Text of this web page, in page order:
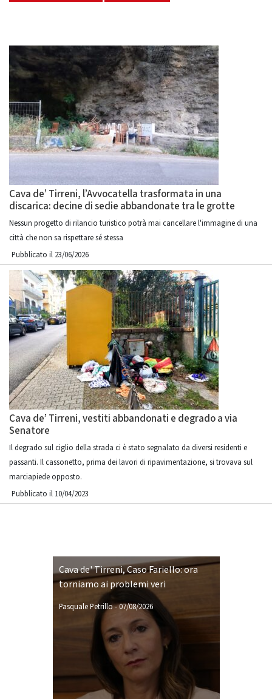
Cava de’ Tirreni, l’Avvocatella trasformata in una
discarica: decine di sedie abbandonate tra le grotte
Nessun progetto di rilancio turistico potrà mai cancellare l'immagine di una
città che non sa rispettare sé stessa
Pubblicato il 23/06/2026
Cava de’ Tirreni, vestiti abbandonati e degrado a via
Senatore
Il degrado sul ciglio della strada ci è stato segnalato da diversi residenti e
passanti. Il cassonetto, prima dei lavori di ripavimentazione, si trovava sul
marciapiede opposto.
Pubblicato il 10/04/2023
Cava de' Tirreni, Caso Fariello: ora
torniamo ai problemi veri
Pasquale Petrillo-07/08/2026